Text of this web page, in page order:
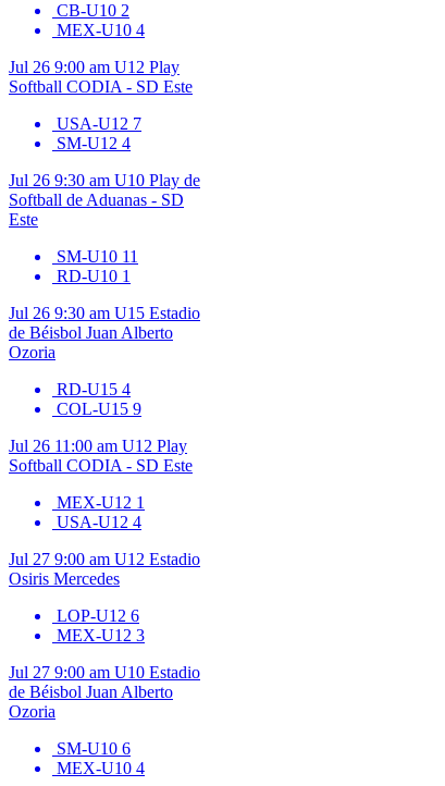
CB-U10 2
MEX-U10 4
Jul 26 9:00 am U12 Play
Softball CODIA - SD Este
USA-U12 7
SM-U12 4
Jul 26 9:30 am U10 Play de
Softball de Aduanas - SD
Este
SM-U10 11
RD-U10 1
Jul 26 9:30 am U15 Estadio
de Béisbol Juan Alberto
Ozoria
RD-U15 4
COL-U15 9
Jul 26 11:00 am U12 Play
Softball CODIA - SD Este
MEX-U12 1
USA-U12 4
Jul 27 9:00 am U12 Estadio
Osiris Mercedes
LOP-U12 6
MEX-U12 3
Jul 27 9:00 am U10 Estadio
de Béisbol Juan Alberto
Ozoria
SM-U10 6
MEX-U10 4